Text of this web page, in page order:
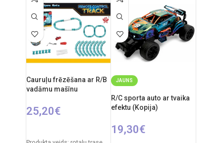
Automašīnas izmēri: 20 x 9
cm
Ieteicamais vecums: no 3
gadiem
Nepieciešamie elementi:
automašīnai.
Ieteicamais vecums:
gadiem
Nepieciešamās baterijas:
4×AA ierīcei+2×AA
tālvadības pults.
Izcelsmes valsts: Ķīna
Cauruļu frēzēšana ar R/B
vadāmu mašīnu
25,20€
JAUNS
R/C sporta auto ar tvaika
efektu (Kopija)
19,30€